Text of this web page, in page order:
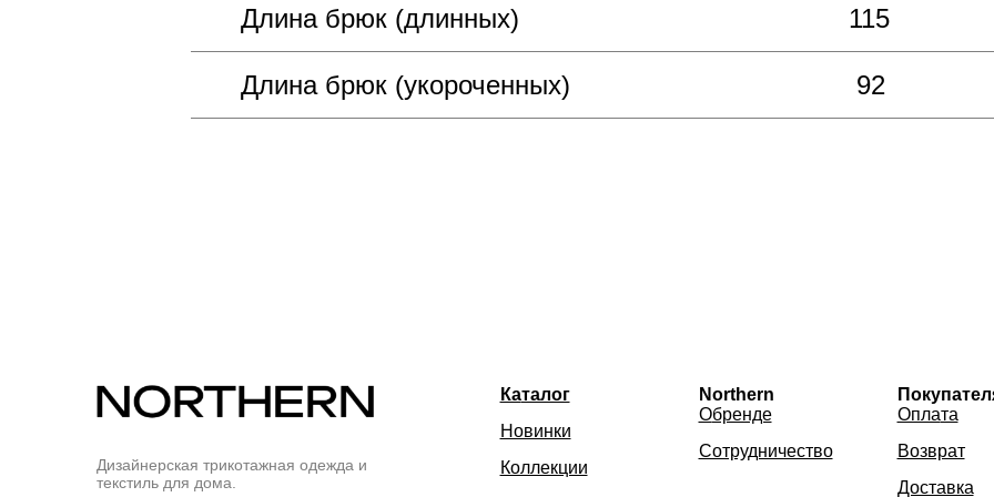
Длина брюк (укороченных) 92
Длина брюк (длинных) 115
Дизайнерская трикотажная одежда и
текстиль для дома.
Каталог
Новинки
Коллекции
Northern
Обренде
Сотрудничество
Оплата
Возврат
Доставка